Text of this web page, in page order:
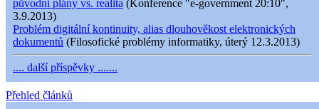
původní plány vs. realita (Konference "e-government 20:10",
3.9.2013)
Problém digitální kontinuity, alias dlouhověkost elektronických
dokumentů (Filosofické problémy informatiky, úterý 12.3.2013)
.... další příspěvky .......
Přehled článků